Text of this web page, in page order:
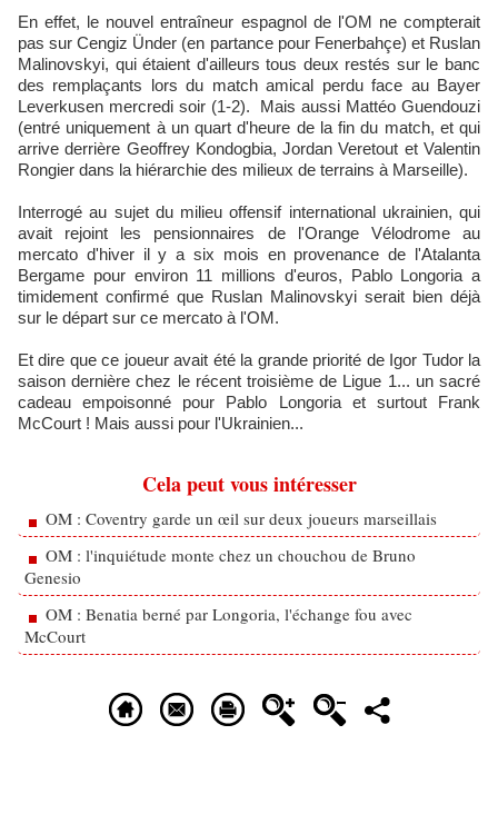
En effet, le nouvel entraîneur espagnol de l'OM ne compterait
pas sur Cengiz Ünder (en partance pour Fenerbahçe) et Ruslan
Malinovskyi, qui étaient d'ailleurs tous deux restés sur le banc
des remplaçants lors du match amical perdu face au Bayer
Leverkusen mercredi soir (1-2). Mais aussi Mattéo Guendouzi
(entré uniquement à un quart d'heure de la fin du match, et qui
arrive derrière Geoffrey Kondogbia, Jordan Veretout et Valentin
Rongier dans la hiérarchie des milieux de terrains à Marseille).
Interrogé au sujet du milieu offensif international ukrainien, qui
avait rejoint les pensionnaires de l'Orange Vélodrome au
mercato d'hiver il y a six mois en provenance de l'Atalanta
Bergame pour environ 11 millions d'euros, Pablo Longoria a
timidement confirmé que Ruslan Malinovskyi serait bien déjà
sur le départ sur ce mercato à l'OM.
Et dire que ce joueur avait été la grande priorité de Igor Tudor la
saison dernière chez le récent troisième de Ligue 1... un sacré
cadeau empoisonné pour Pablo Longoria et surtout Frank
McCourt ! Mais aussi pour l'Ukrainien...
Cela peut vous intéresser
OM : Coventry garde un œil sur deux joueurs marseillais
OM : l'inquiétude monte chez un chouchou de Bruno
Genesio
OM : Benatia berné par Longoria, l'échange fou avec
McCourt